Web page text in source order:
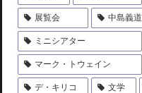
展覧会 中島義道
ミニシアター
マーク・トウェイン
デ・キリコ 文学